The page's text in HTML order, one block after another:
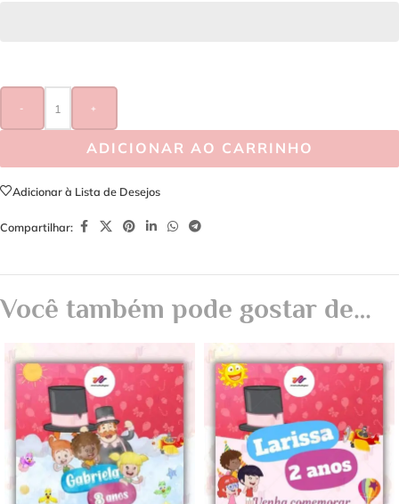
- +
ADICIONAR AO CARRINHO
Adicionar à Lista de Desejos
Compartilhar:
Você também pode gostar de…